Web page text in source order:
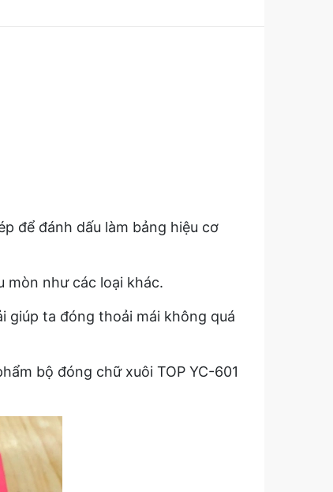
để đánh dấu làm bảng hiệu cơ
mòn như các loại khác.
giúp ta đóng thoải mái không quá
bộ đóng chữ xuôi TOP YC-601